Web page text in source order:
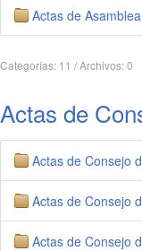
Actas de
Categorías: 11 /Archivos: 0
Actas de
Actas de Consejo
Actas de Consejo
Actas de Consejo